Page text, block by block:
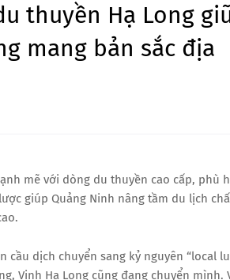
thuyền Hạ Long
mang bản sắc địa
mẽ với dòng du thuyền cao cấp, phù
giúp Quảng Ninh nâng tầm du lịch
dịch chuyển sang kỷ nguyên “local
Vịnh Hạ Long cũng đang chuyển mình.